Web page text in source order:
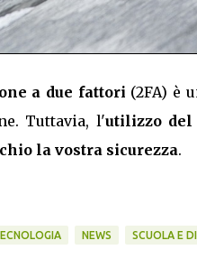
a due fattori (2FA) è
Tuttavia, l'utilizzo
la vostra sicurezza.
NEWS SCUOLA E